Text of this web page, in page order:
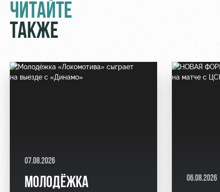
ЧИТАЙТЕ
ТАКЖЕ
07.08.2026
МОЛОДЁЖКА
06.08.2026